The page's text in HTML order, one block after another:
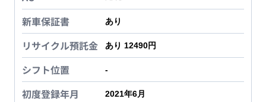
新車保証書 あり
リサイクル預託金 あり 12490円
シフト位置 -
初度登録年月 2021年6月